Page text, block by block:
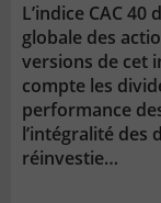
L’indice CAC
globale des
versions de cet
compte les
performance
l’intégralité des
réinvestie…